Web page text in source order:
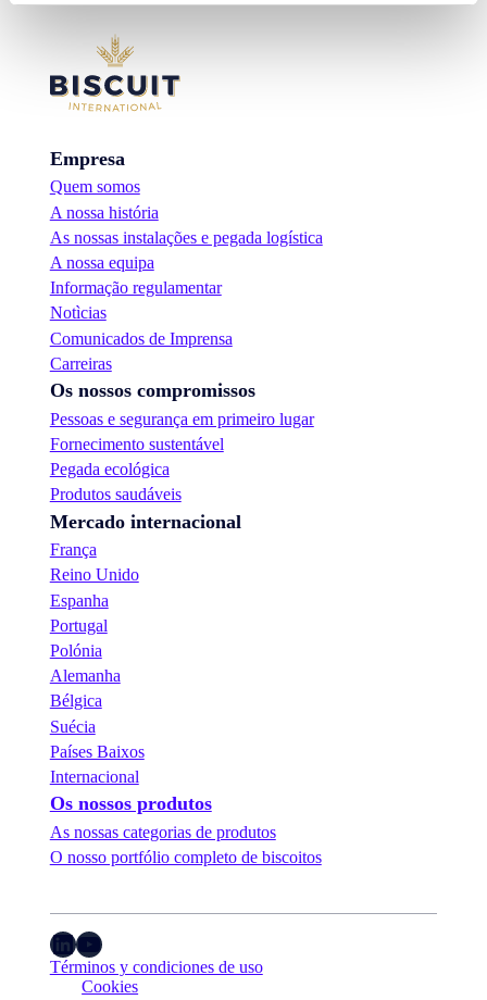
Empresa
Quem somos
A nossa história
As nossas instalações e pegada logística
A nossa equipa
Informação regulamentar
Notìcias
Comunicados de Imprensa
Carreiras
Os nossos compromissos
Pessoas e segurança em primeiro lugar
Fornecimento sustentável
Pegada ecológica
Produtos saudáveis
Mercado internacional
França
Reino Unido
Espanha
Portugal
Polónia
Alemanha
Bélgica
Suécia
Países Baixos
Internacional
Os nossos produtos
As nossas categorias de produtos
O nosso portfólio completo de biscoitos
LinkedIn YouTube
Términos y condiciones de uso
Cookies